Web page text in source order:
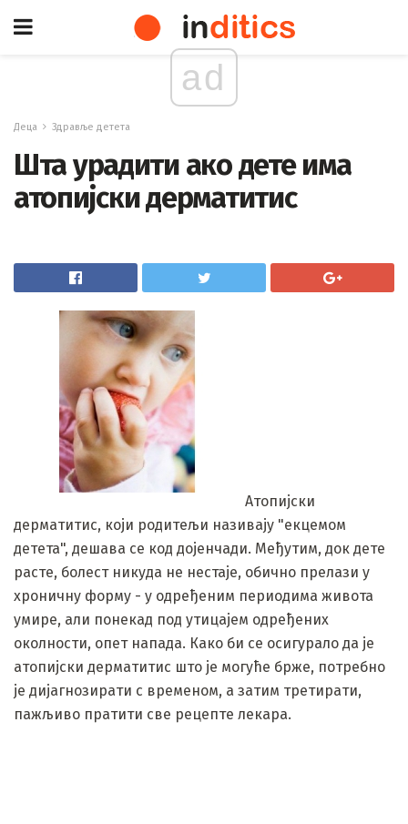
ad
Деца Здравље детета
Шта урадити ако дете има
атопијски дерматитис
Атопијски
дерматитис, који родитељи називају "екцемом
детета", дешава се код дојенчади. Међутим, док дете
расте, болест никуда не нестаје, обично прелази у
хроничну форму - у одређеним периодима живота
умире, али понекад под утицајем одређених
околности, опет напада. Како би се осигурало да је
атопијски дерматитис што је могуће брже, потребно
је дијагнозирати с временом, а затим третирати,
пажљиво пратити све рецепте лекара.